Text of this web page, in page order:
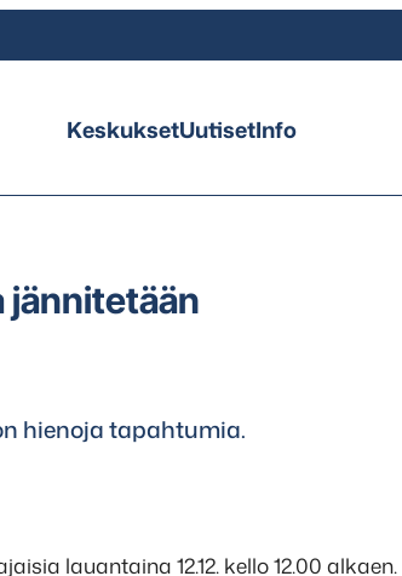
KeskuksetUutisetInfo
jännitetään
hienoja tapahtumia.
lauantaina 12.12. kello 12.00 alkaen.